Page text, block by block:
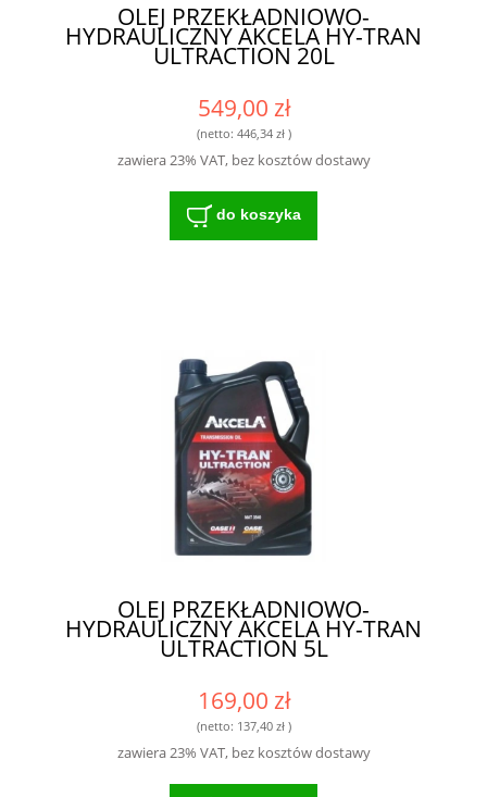
OLEJ PRZEKŁADNIOWO-
HYDRAULICZNY AKCELA HY-TRAN
ULTRACTION 20L
549,00 zł
(netto: 446,34 zł)
zawiera 23% VAT, bez kosztów dostawy
do koszyka
OLEJ PRZEKŁADNIOWO-
HYDRAULICZNY AKCELA HY-TRAN
ULTRACTION 5L
169,00 zł
(netto: 137,40 zł)
zawiera 23% VAT, bez kosztów dostawy